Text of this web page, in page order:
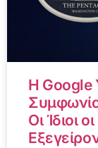
Η
Οι Ίδιοι